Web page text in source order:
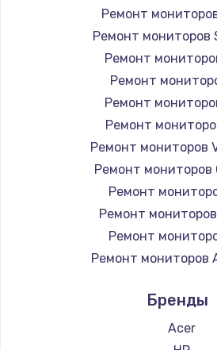
1260 руб.
Заказать
Ремонт петель
990 руб.
Заказать
Настройка
1030 руб.
Заказать
Замена шим-
3900 руб.
Ремонт
Ремонт мониторов
Ремонт
Ремонт
Ремонт
Ремонт
Ремонт мониторов
Ремонт мониторов
Ремонт
Ремонт
Ремонт
Ремонт мониторов
Ремонт мониторов
Ремонт мониторов
Бренды
Acer